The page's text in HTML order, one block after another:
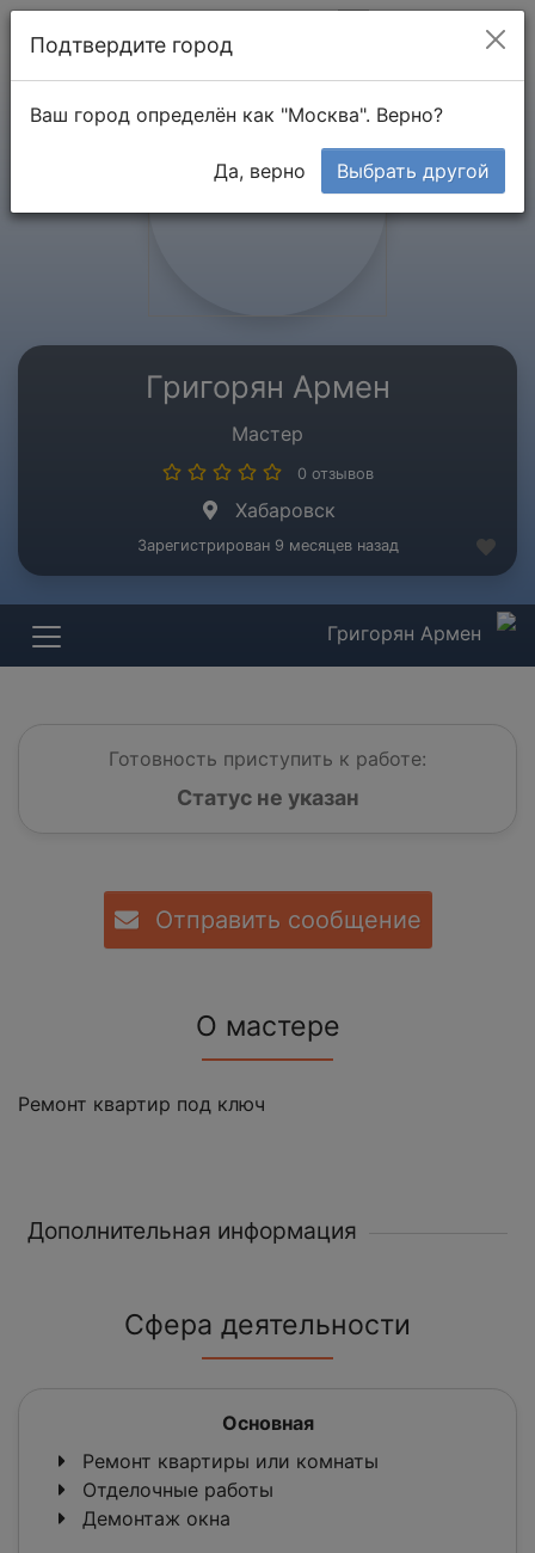
Григорян Армен
Мастер
0 отзывов
Хабаровск
Зарегистрирован 9 месяцев назад
Григорян Армен
Готовность приступить к работе:
Статус не указан
Отправить сообщение
О мастере
Ремонт квартир под ключ
Дополнительная информация
Сфера деятельности
Основная
Ремонт квартиры или комнаты
Отделочные работы
Демонтаж окна
Подтвердите город
Ваш город определён как "Москва". Верно?
Да, верно Выбрать другой